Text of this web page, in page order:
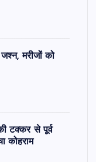
मरीजों को
टक्कर से पूर्व
कोहराम